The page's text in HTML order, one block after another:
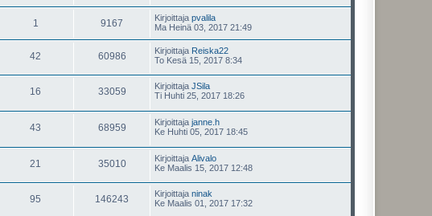
1 9167 Kirjoittaja pvalila
Ma Heinä 03, 2017 21:49
42 60986 Kirjoittaja Reiska22
To Kesä 15, 2017 8:34
16 33059 Kirjoittaja JSila
Ti Huhti 25, 2017 18:26
43 68959 Kirjoittaja janne.h
Ke Huhti 05, 2017 18:45
21 35010 Kirjoittaja Alivalo
Ke Maalis 15, 2017 12:48
95 146243 Kirjoittaja ninak
Ke Maalis 01, 2017 17:32